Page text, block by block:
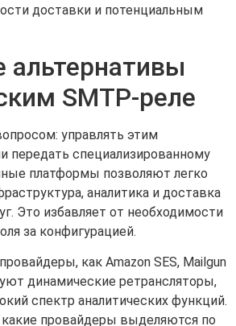
доставки и потенциальным
альтернативы
SMTP-реле
управлять этим
передать специализированному
платформы позволяют легко
аналитика и доставка
Это избавляет от необходимости
за конфигурацией.
как Amazon SES, Mailgun
динамические ретрансляторы,
спектр аналитических функций.
какие провайдеры выделяются по